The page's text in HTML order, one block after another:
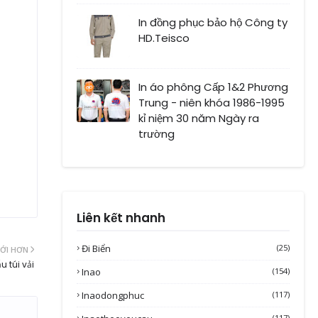
HƠN
túi vải
In đồng phục bảo hộ Công ty
HD.Teisco
In áo phông Cấp 1&2 Phương
Trung - niên khóa 1986-1995
kỉ niệm 30 năm Ngày ra
trường
Liên kết nhanh
Đi Biển (25)
Inao (154)
Inaodongphuc (117)